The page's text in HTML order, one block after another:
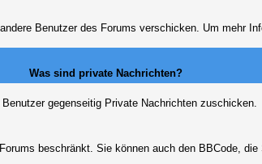
Benutzer des Forums verschicken. Um mehr
Was sind private Nachrichten?
gegenseitig Private Nachrichten zuschicken.
beschränkt. Sie können auch den BBCode,